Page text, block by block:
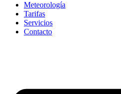
Meteorología
Tarifas
Servicios
Contacto